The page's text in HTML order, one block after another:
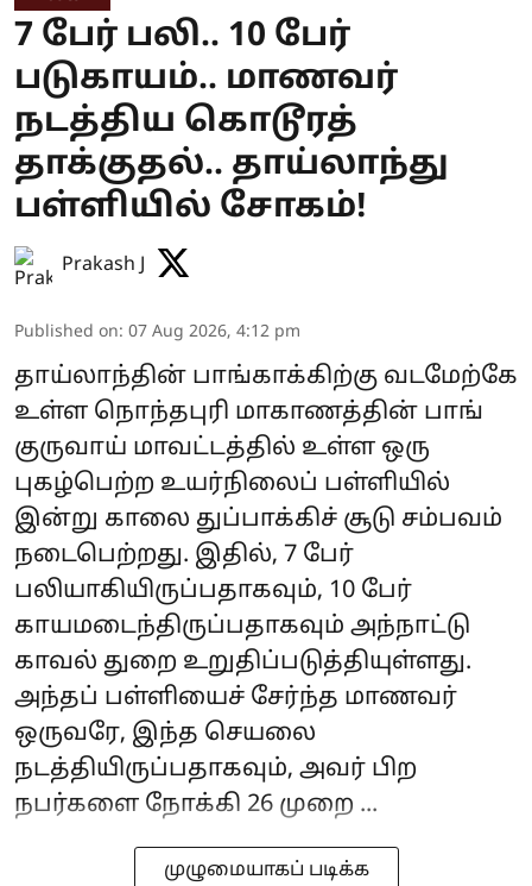
7 பேர் பலி.. 10 பேர்
படுகாயம்.. மாணவர்
நடத்திய கொடூரத்
தாக்குதல்.. தாய்லாந்து
பள்ளியில் சோகம்!
Prakash J
Published on: 07 Aug 2026, 4:12 pm
தாய்லாந்தின் பாங்காக்கிற்கு வடமேற்கே
உள்ள நொந்தபுரி மாகாணத்தின் பாங்
குருவாய் மாவட்டத்தில் உள்ள ஒரு
புகழ்பெற்ற உயர்நிலைப் பள்ளியில்
இன்று காலை துப்பாக்கிச் சூடு சம்பவம்
நடைபெற்றது. இதில், 7 பேர்
பலியாகியிருப்பதாகவும், 10 பேர்
காயமடைந்திருப்பதாகவும் அந்நாட்டு
காவல் துறை உறுதிப்படுத்தியுள்ளது.
அந்தப் பள்ளியைச் சேர்ந்த மாணவர்
ஒருவரே, இந்த செயலை
நடத்தியிருப்பதாகவும், அவர் பிற
நபர்களை நோக்கி 26 முறை ...
முழுமையாகப் படிக்க